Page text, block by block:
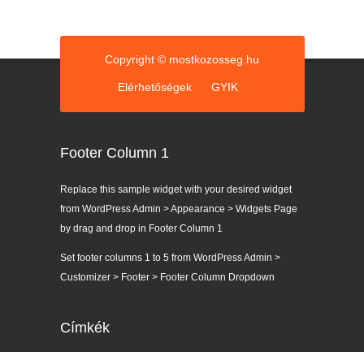
Copyright © mostkozosseg.hu
Elérhetőségek GYIK
Footer Column 1
Replace this sample widget with your desired widget
from WordPress Admin > Appearance > Widgets Page
by drag and drop in Footer Column 1
Set footer columns 1 to 5 from WordPress Admin >
Customizer > Footer > Footer Column Dropdown
Címkék